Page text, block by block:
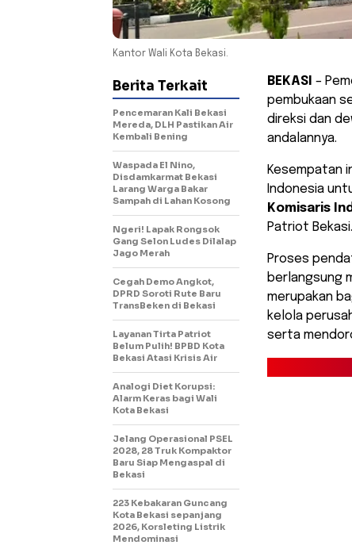
Kantor Wali Kota Bekasi.
BEKASI –
pembukaan
direksi dan
andalannya.
Kesempatan
Indonesia
Komisaris
Patriot Bekasi.
Proses
berlangsung
merupakan
kelola
serta
Berita Terkait
Pencemaran Kali Bekasi
Mereda, DLH Pastikan Air
Kembali Bening
Waspada El Nino,
Disdamkarmat Bekasi
Larang Warga Bakar
Sampah di Lahan Kosong
Ngeri! Lapak Rongsok
Gang Selon Ludes Dilalap
Jago Merah
Cegah Demo Angkot,
DPRD Soroti Rute Baru
TransBeken di Bekasi
Layanan Tirta Patriot
Belum Pulih! BPBD Kota
Bekasi Atasi Krisis Air
Analogi Diet Korupsi:
Alarm Keras bagi Wali
Kota Bekasi
Jelang Operasional PSEL
2028, 28 Truk Kompaktor
Baru Siap Mengaspal di
Bekasi
223 Kebakaran Guncang
Kota Bekasi sepanjang
2026, Korsleting Listrik
Mendominasi